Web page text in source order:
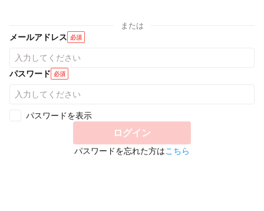
または
メールアドレス 必須
パスワード 必須
パスワードを表示
ログイン
パスワードを忘れた方はこちら